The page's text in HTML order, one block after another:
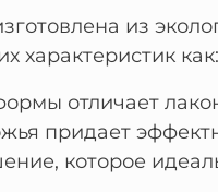
из
характеристик
отличает
придает
которое